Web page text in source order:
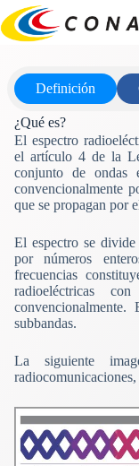
Saltar
al
contenido
Definición
¿Qué es?
El espectro
el artículo 4 de la
conjunto de ondas
convencionalmente
que se propagan por
El espectro se divide
por números
frecuencias
radioeléctricas
subbandas.
La siguiente